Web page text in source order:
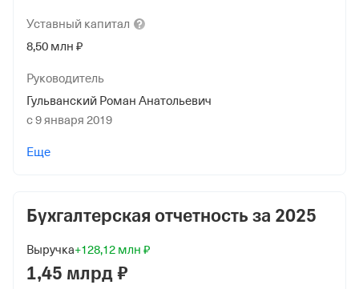
Уставный капитал
8,50 млн ₽
Руководитель
Гульванский Роман Анатольевич
с 9 января 2019
Спасский Константин Георгиевич
Гульванский Роман Анатольевич
Форма
Еще
Бухгалтерская отчетность за 2025
Выручка+128,12 млн ₽
1,45 млрд ₽